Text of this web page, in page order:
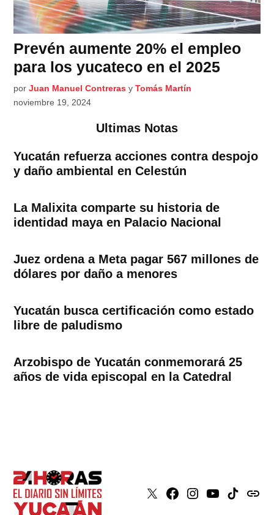
Prevén aumente 20% el empleo
para los yucateco en el 2025
por Juan Manuel Contreras yTomás Martín
noviembre 19, 2024
Ultimas Notas
Yucatán refuerza acciones contra despojo
y daño ambiental en Celestún
La Malixita comparte su historia de
identidad maya en Palacio Nacional
Juez ordena a Meta pagar 567 millones de
dólares por daño a menores
Yucatán busca certificación como estado
libre de paludismo
Arzobispo de Yucatán conmemorará 25
años de vida episcopal en la Catedral
X Faceboook
Instagram
YoutubeTiktokissuu